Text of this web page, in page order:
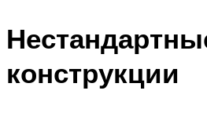
конструкции